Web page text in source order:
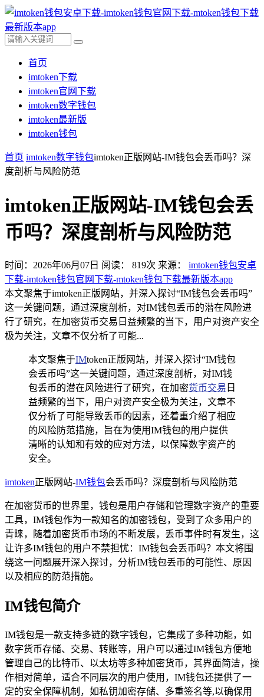
首页
imtoken下载
imtoken官网下载
imtoken数字钱包
imtoken最新版
imtoken钱包
首页 imtoken数字钱包imtoken正版网站-IM钱包会丢币吗？深
度剖析与风险防范
imtoken正版网站-IM钱包会丢
币吗？深度剖析与风险防范
时间：2026年06月07日 阅读： 819次 来源： imtoken钱包安卓
下载-imtoken钱包官网下载-mtoken钱包下载最新版本app
本文聚焦于imtoken正版网站，并深入探讨“IM钱包会丢币吗”
这一关键问题，通过深度剖析，对IM钱包丢币的潜在风险进
行了研究，在加密货币交易日益频繁的当下，用户对资产安全
极为关注，文章不仅分析了可能...
本文聚焦于IMtoken正版网站，并深入探讨“IM钱包
会丢币吗”这一关键问题，通过深度剖析，对IM钱
包丢币的潜在风险进行了研究，在加密货币交易 日
益频繁的当下，用户对资产安全极为关注，文章不
仅分析了可能导致丢币的因素，还着重介绍了相应
的风险防范措施，旨在为使用IM钱包的用户提供
清晰的认知和有效的应对方法，以保障数字资产的
安全。
imtoken正版网站-IM钱包会丢币吗？深度剖析与风险防范
在加密货币的世界里，钱包是用户存储和管理数字资产的重要
工具，IM钱包作为一款知名的加密钱包，受到了众多用户的
青睐，随着加密货币市场的不断发展，丢币事件时有发生，这
让许多IM钱包的用户不禁担忧：IM钱包会丢币吗？本文将围
绕这一问题展开深入探讨，分析IM钱包丢币的可能性、原因
以及相应的防范措施。
IM钱包简介
IM钱包是一款支持多链的数字钱包，它集成了多种功能，如
数字货币存储、交易、转账等，用户可以通过IM钱包方便地
管理自己的比特币、以太坊等多种加密货币，其界面简洁，操
作相对简单，适合不同层次的用户使用，IM钱包还提供了一
定的安全保障机制，如私钥加密存储、多重签名等,以确保用